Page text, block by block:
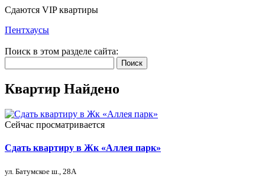
Сдаются VIP квартиры
Пентхаусы
Поиск в этом разделе сайта:
Поиск
Квартир Найдено
Сейчас просматривается
Сдать квартиру в Жк «Аллея парк»
ул. Батумское ш., 28А